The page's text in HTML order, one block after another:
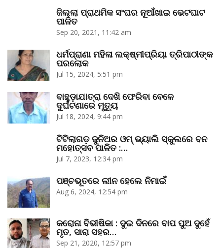
ଜିଲ୍ଲା ପ୍ରାଥମିକ ସଂଘର ନୂଆଁଖାଇ ଭେଟଘାଟ
ପାଳିତ
Sep 20, 2021, 11:42 am
ଧର୍ମପ୍ରାଣା ମହିଳା ଲକ୍ଷ୍ମୀପ୍ରିୟା ତ୍ରିପାଠୀଙ୍କ
ପରଲୋକ
Jul 15, 2024, 5:51 pm
ବାହୁଡ଼ାଯାତ୍ରା ଦେଖି ଫେରିବା ବେଳେ
ଦୁର୍ଘଟଣାରେ ମୃତ୍ୟୁ
Jul 18, 2024, 9:44 pm
ଟିଟିଲାଗଡ଼ ଜୁନିଅର ଓମ୍‌ ଭ୍ୟାଲି ସ୍କୁଲରେ ବନ
ମହୋତ୍ସବ ପାଳିତ :…
Jul 7, 2023, 12:34 pm
ପଞ୍ଚଭୂତରେ ଲୀନ ହେଲେ ନିମାଇଁ
Aug 6, 2024, 12:54 pm
କରୋନା ବିଭୀଷିକା : ଦୁଇ ଦିନରେ ବାପ ପୁଅ ଦୁହେଁ
ମୃତ, ସାରା ସହର…
Sep 21, 2020, 12:57 pm